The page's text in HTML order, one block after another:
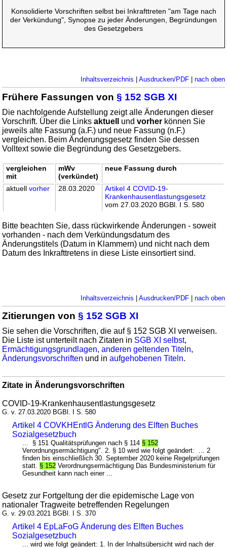
Konsolidierte Vorschriften selbst bei Inkrafttreten "am Tage nach
der Verkündung", Synopse zu jeder Änderungen, Begründungen
des Gesetzgebers
Inhaltsverzeichnis Ausdrucken/PDF| nach oben
Frühere Fassungen von§ 152 SGB XI
Die nachfolgende Aufstellung zeigt alle Änderungen dieser
Vorschrift. Über die Linksaktuell undvorher können Sie
jeweils alte Fassung (a.F.) und neue Fassung (n.F.)
vergleichen. Beim Änderungsgesetz finden Sie dessen
Volltext sowie die Begründung des Gesetzgebers.
vergleichen
mit
mWv
(verkündet)
neue Fassung durch
aktuellvorher 28.03.2020
Artikel 4 COVID-19-
Krankenhausentlastungsgesetz
vom 27.03.2020 BGBl. I S. 580
Bitte beachten Sie, dass rückwirkende Änderungen - soweit
vorhanden - nach dem Verkündungsdatum des
Änderungstitels (Datum in Klammern) und nicht nach dem
Datum des Inkrafttretens in diese Liste einsortiert sind.
Inhaltsverzeichnis Ausdrucken/PDF| nach oben
Zitierungen von§ 152 SGB XI
Sie sehen die Vorschriften, die auf § 152 SGB XI verweisen.
Die Liste ist unterteilt nach Zitaten in SGB XI selbst,
Ermächtigungsgrundlagen,anderen geltenden Titeln,
Änderungsvorschriften und inaufgehobenen Titeln.
Zitate in Änderungsvorschriften
COVID-19-Krankenhausentlastungsgesetz
G. v. 27.03.2020 BGBl. I S. 580
Artikel 4 COVKHEntlG Änderung des Elften Buches
Sozialgesetzbuch
... § 151 Qualitätsprüfungen nach § 114 § 152
Verordnungsermächtigung". 2. § 10 wird wie folgt geändert: ... 2
finden bis einschließlich 30. September 2020 keine Regelprüfungen
statt. § 152 Verordnungsermächtigung Das Bundesministerium für
Gesundheit kann nach einer ...
Gesetz zur Fortgeltung der die epidemische Lage von
nationaler Tragweite betreffenden Regelungen
G. v. 29.03.2021 BGBl. I S. 370
Artikel 4 EpLaFoG Änderung des Elften Buches
Sozialgesetzbuch
... wird wie folgt geändert: 1. In der Inhaltsübersicht wird nach der